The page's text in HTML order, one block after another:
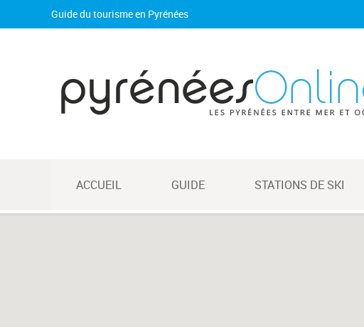
Guide du tourisme en Pyrénées
ACCUEIL GUIDE STATIONS DE SKI